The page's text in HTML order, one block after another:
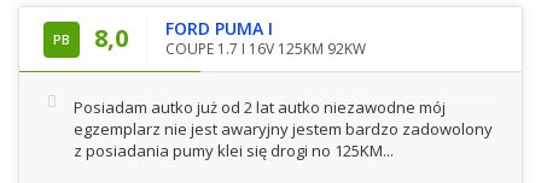
PB 8,0 FORD PUMA I
COUPE 1.7 I 16V 125KM 92KW
Posiadam autko już od 2 lat autko niezawodne mój
egzemplarz nie jest awaryjny jestem bardzo zadowolony
z posiadania pumy klei się drogi no 125KM...